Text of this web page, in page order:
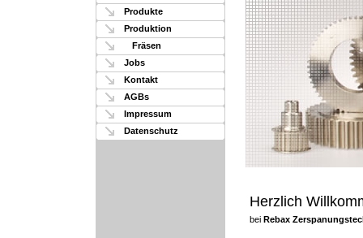
Produkte
Produktion
Fräsen
Jobs
Kontakt
AGBs
Impressum
Datenschutz
Herzlich
bei Rebax